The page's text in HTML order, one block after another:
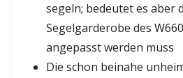
segeln; bedeutet es aber
Segelgarderobe des
angepasst werden muss
Die schon beinahe